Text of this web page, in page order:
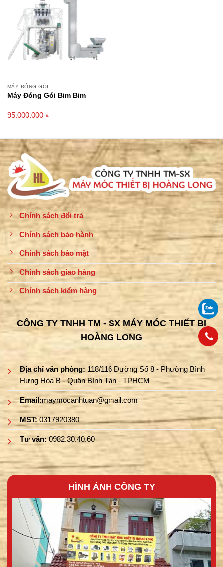
MÁY ĐÓNG GÓI
Máy Đóng Gói Bim Bim
95.000.000 ₫
Chính sách đổi trả
Chính sách bảo hành
Chính sách bảo mật
Chính sách giao hàng
Chính sách kiểm hàng
CÔNG TY TNHH TM - SX MÁY MÓC THIẾT BỊ
HOÀNG LONG
Địa chỉ văn phòng: 118/116 Đường Số 8 - Phường Bình
Hưng Hòa B - Quận Bình Tân - TPHCM
Email:maymocanhtuan@gmail.com
MST:0317920380
Tư vấn:0982.30.40.60
HÌNH ẢNH CÔNG TY